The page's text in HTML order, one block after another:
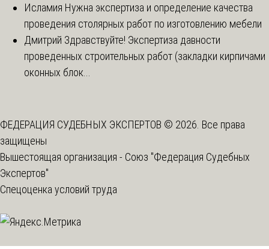
Исламия Нужна экспертиза и определение качества
проведения столярных работ по изготовлению мебели
Дмитрий Здравствуйте! Экспертиза давности
проведенных строительных работ (закладки кирпичами
оконных блок...
ФЕДЕРАЦИЯ СУДЕБНЫХ ЭКСПЕРТОВ © 2026. Все права
защищены
Вышестоящая организация - Союз "Федерация Судебных
Экспертов"
Спецоценка условий труда